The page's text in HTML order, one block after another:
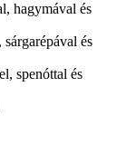
hagymával és
és
spenóttal és